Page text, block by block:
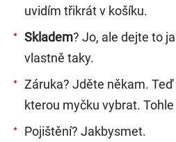
uvidím třikrát v košíku.
Skladem? Jo, ale dejte to
vlastně taky.
Záruka? Jděte někam.
kterou myčku vybrat.
Pojištění? Jakbysmet.